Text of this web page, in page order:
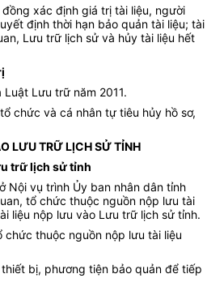
xác định giá trị tài liệu, người
định thời hạn bảo quản tài liệu; tài
Lưu trữ lịch sử và hủy tài liệu hết
Lưu trữ năm 2011.
chức và cá nhân tự tiêu hủy hồ sơ,
LƯU TRỮ LỊCH SỬ TỈNH
trữ lịch sử tỉnh
Nội vụ trình Ủy ban nhân dân tỉnh
tổ chức thuộc nguồn nộp lưu tài
liệu nộp lưu vào Lưu trữ lịch sử tỉnh.
thuộc nguồn nộp lưu tài liệu
bị, phương tiện bảo quản để tiếp